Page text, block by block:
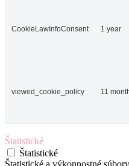
CookieLawInfoConsent 1 year
viewed_cookie_policy 11
Štatistické
Štatistické